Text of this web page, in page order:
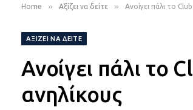
Home » Αξίζει να δείτε » Ανοίγει πάλι το
ΑΞΊΖΕΙ ΝΑ ΔΕΊΤΕ
Ανοίγει πάλι το
ανηλίκους